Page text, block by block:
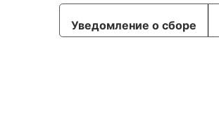
Уведомление о сборе